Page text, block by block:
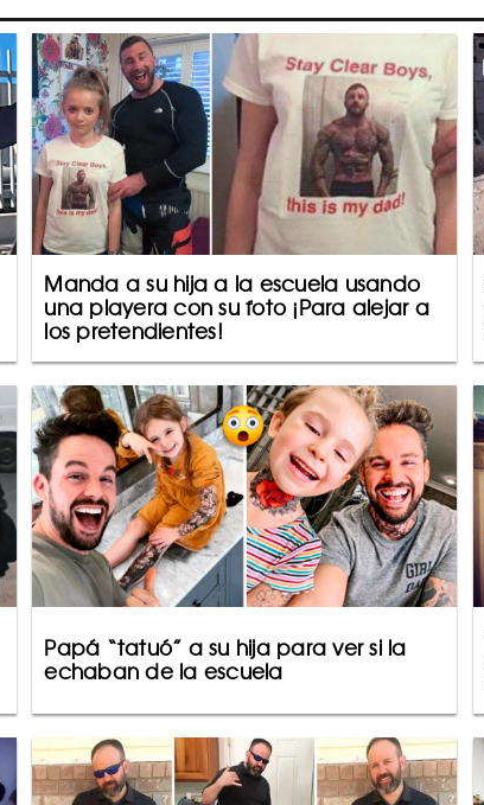
Manda a su hija a la escuela usando
una playera con su foto ¡Para alejar a
los pretendientes!
Papá “tatuó” a su hija para ver si la
echaban de la escuela